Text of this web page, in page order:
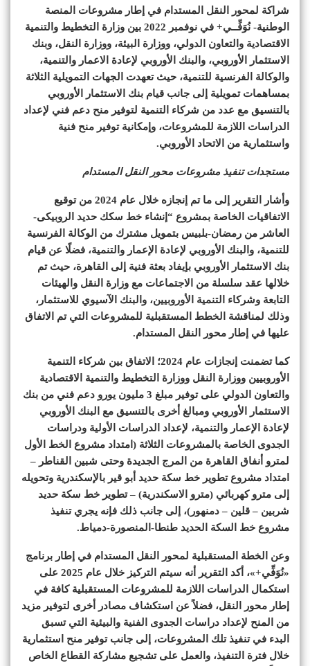
شراكة لمحور النقل المستدام في إطار مشروعات المنصة
الوطنية- نُوَفِّــي+ في نوفمبر 2022 بين وزارة التخطيط والتنمية
الاقتصادية والتعاون الدولي، ووزارة البيئة، ووزارة النقل، وبنك
الاستثمار الأوروبي، والبنك الأوروبي لإعادة الاعمار والتنمية،
والوكالة الفرنسية للتنمية، حيث تعهدت الجهات التمويلية الثلاثة
بمساهمات تمويلية إلى جانب قيام بنك الاستثمار الأوروبي
بالتنسيق مع عدد من شركاء التنمية لتوفير منح دعم فني لإعداد
الدراسات اللازمة للمشروعات، وإمكانية توفير منح فنية
واستثمارية من الاتحاد الأوروبي.
مستجدات تنفيذ مشروعات محور النقل المستدام
وأشار التقرير إلى ما تم إنجازه خلال عام 2024 من توقيع
الاتفاقيات الخاصة بمشروع “إنشاء خط سكك حديد الروبيكى-
العاشر من رمضان-بلبيس بتمويل مشترك من الوكالة الفرنسية
للتنمية، والبنك الأوروبي لإعادة الإعمار والتنمية، فضلًا عن قيام
بنك الاستثمار الأوروبي بإيفاد بعثة فنية إلى القاهرة، حيث تم
خلالها عقد سلسلة من الاجتماعات مع وزارة النقل والهيئات
التابعة وشركاء التنمية الأوروبيين، والبنك الآسيوي للاستثمار،
وذلك لمناقشة الخطط المستقبلية للمشروعات التي تم الاتفاق
عليها في إطار محور النقل المستدام.
كما تضمنت إنجازات عام 2024؛ الاتفاق بين شركاء التنمية
الأوروبيين ووزارة النقل ووزارة التخطيط والتنمية الاقتصادية
والتعاون الدولي على توفير مبلغ 3 مليون يورو دعم فني من بنك
الاستثمار الأوروبي ومبالغ أخرى بالتنسيق مع البنك الأوروبي
لإعادة الإعمار والتنمية، لإعداد الدراسات الأولية ودراسات
الجدوى الخاصة بالمشروعات الثلاثة (امتداد مشروع الخط الأول
لمترو أنفاق القاهرة من المرج الجديدة وحتى شبين القناطر –
امتداد مشروع تطوير خط سكة حديد أبو قير بالإسكندرية وتحويله
إلى مترو كهربائي (مترو الاسكندرية) – تطوير خط سكة حديد
شربين – قلين – دمنهور)، إلى جانب ذلك فإنه يجري تنفيذ
مشروع خط السكة الحديد طنطا-المنصورة-دمياط.
وعن الخطة المستقبلية لمحور النقل المستدام في إطار برنامج
«نُوَفِّي+»، أكد التقرير أنه سيتم التركيز خلال عام 2025 على
استكمال الدراسات اللازمة للمشروعات المستقبلية كافة في
إطار محور النقل، فضلاً عن استكشاف مصادر أخرى لتوفير مزيد
من المنح لإعداد دراسات الجدوى الفنية والبيئية التي تسبق
البدء في تنفيذ تلك المشروعات، إلى جانب توفير منح استثمارية
خلال فترة التنفيذ، والعمل على تشجيع مشاركة القطاع الخاص